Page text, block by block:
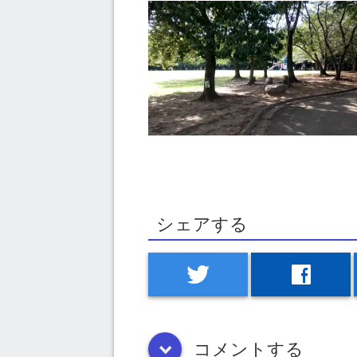
シェアする
twitter facebook
down コメントする